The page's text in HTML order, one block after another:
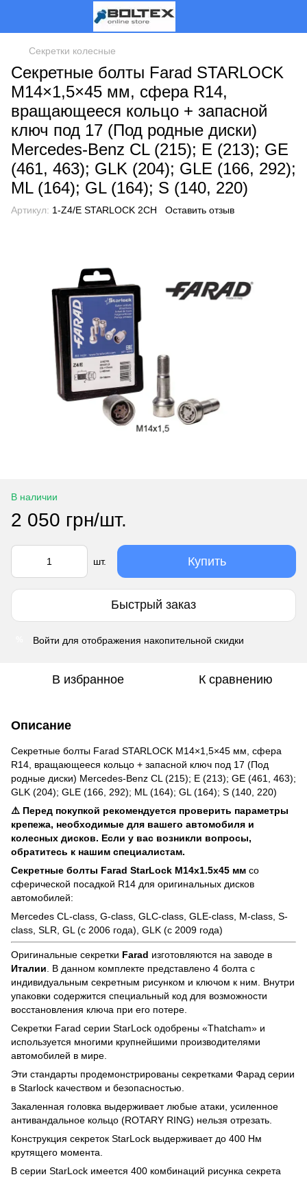
Секретки колесные
Секретные болты Farad STARLOCK
M14×1,5×45 мм, сфера R14,
вращающееся кольцо + запасной
ключ под 17 (Под родные диски)
Mercedes-Benz CL (215); E (213); GE
(461, 463); GLK (204); GLE (166, 292);
ML (164); GL (164); S (140, 220)
Артикул: 1-Z4/E STARLOCK 2CH Оставить отзыв
В наличии
2 050 грн/шт.
шт. Купить
Быстрый заказ
Войти для отображения накопительной скидки
В избранное К сравнению
Описание
Секретные болты Farad STARLOCK M14×1,5×45 мм, сфера
R14, вращающееся кольцо + запасной ключ под 17 (Под
родные диски) Mercedes-Benz CL (215); E (213); GE (461, 463);
GLK (204); GLE (166, 292); ML (164); GL (164); S (140, 220)
⚠️ Перед покупкой рекомендуется проверить параметры
крепежа, необходимые для вашего автомобиля и
колесных дисков. Если у вас возникли вопросы,
обратитесь к нашим специалистам.
Секретные болты Farad StarLock M14x1.5x45 мм со
сферической посадкой R14 для оригинальных дисков
автомобилей:
Mercedes CL-class, G-class, GLC-class, GLE-class, M-class, S-
class, SLR, GL (с 2006 года), GLK (с 2009 года)
Оригинальные секретки Farad изготовляются на заводе в
Италии . В данном комплекте представлено 4 болта с
индивидуальным секретным рисунком и ключом к ним. Внутри
упаковки содержится специальный код для возможности
восстановления ключа при его потере.
Секретки Farad серии StarLock одобрены «Thatcham» и
используется многими крупнейшими производителями
автомобилей в мире.
Эти стандарты продемонстрированы секретками Фарад серии
в Starlock качеством и безопасностью.
Закаленная головка выдерживает любые атаки, усиленное
антивандальное кольцо (ROTARY RING) нельзя отрезать.
Конструкция секреток StarLock выдерживает до 400 Нм
крутящего момента.
В серии StarLock имеется 400 комбинаций рисунка секрета